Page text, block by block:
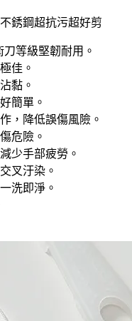
銹鋼超抗污超好剪
刀等級堅韌耐用。
佳。
黏。
簡單。
，降低誤傷風險。
危險。
少手部疲勞。
叉汙染。
洗即淨。